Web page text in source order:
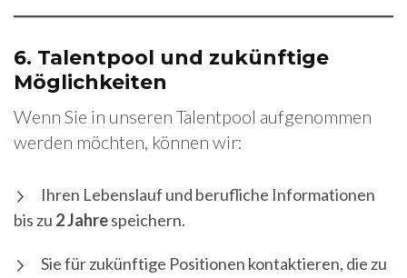
6. Talentpool und zukünftige
Möglichkeiten
Wenn Sie in unseren Talentpool aufgenommen
werden möchten, können wir:
Ihren Lebenslauf und berufliche Informationen
bis zu 2 Jahrespeichern.
Sie für zukünftige Positionen kontaktieren, die zu